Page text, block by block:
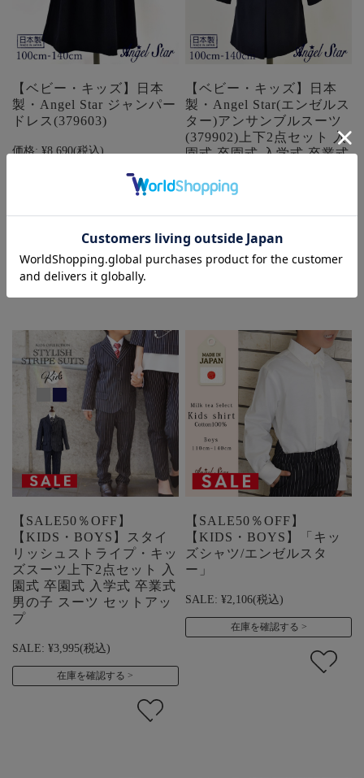
【ベビー・キッズ】日本
製・Angel Star ジャンパー
ドレス(379603)
価格: ¥8,690(税込)
【ベビー・キッズ】日本
製・Angel Star(エンゼルス
ター)アンサンブルスーツ
(379902)上下2点セット 入
園式 卒園式 入学式 卒業式
価格: ¥16,500
【SALE50％OFF】
【KIDS・BOYS】スタイ
リッシュストライプ・キッ
ズスーツ上下2点セット 入
園式 卒園式 入学式 卒業式
男の子 スーツ セットアッ
プ
SALE: ¥3,995(税込)
在庫を確認する
【SALE50％OFF】
【KIDS・BOYS】「キッ
ズシャツ/エンゼルスタ
ー」
SALE: ¥2,106(税込)
在庫を確認する